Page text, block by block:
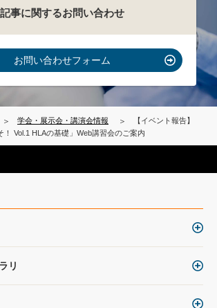
記事に関するお問い合わせ
お問い合わせフォーム
学会・展示会・講演会情報
【イベント報告】
！ Vol.1 HLAの基礎」Web講習会のご案内
リ